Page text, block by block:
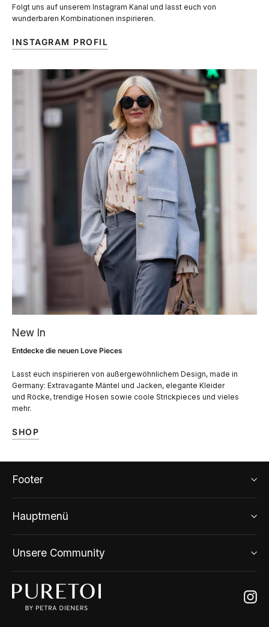
Folgt uns auf unserem Instagram Kanal und lasst euch von
wunderbaren Kombinationen inspirieren.
INSTAGRAM PROFIL
New In
Entdecke die neuen Love Pieces
Lasst euch inspirieren von außergewöhnlichem Design, made in
Germany: Extravagante Mäntel und Jacken, elegante Kleider
und Röcke, trendige Hosen sowie coole Strickpieces und vieles
mehr.
SHOP
Footer
Hauptmenü
Unsere Community